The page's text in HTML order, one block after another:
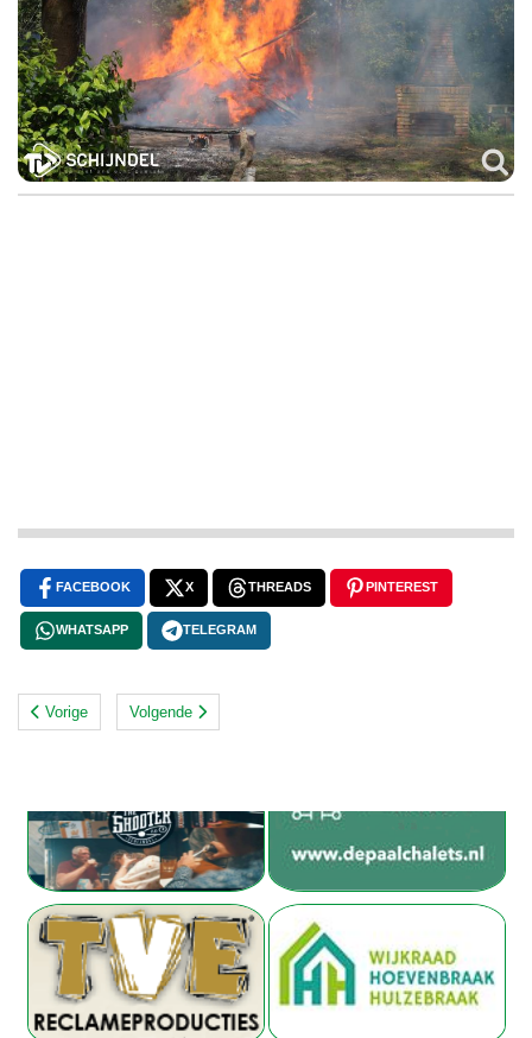
FACEBOOK X THREADS PINTEREST
WHATSAPP TELEGRAM
Vorige Volgende